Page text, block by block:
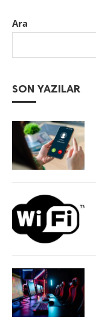
Ara
SON YAZILAR